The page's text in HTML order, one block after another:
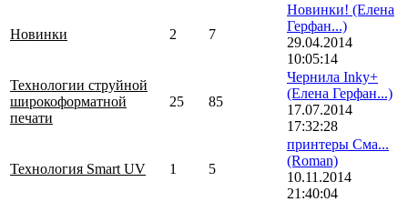
Новинки 2 7
Новинки! (Елена
Герфан...)
29.04.2014
10:05:14
Технологии струйной
широкоформатной
печати
25 85
Чернила Inky+
(Елена Герфан...)
17.07.2014
17:32:28
Технология Smart UV 1 5
принтеры Сма...
(Roman)
10.11.2014
21:40:04